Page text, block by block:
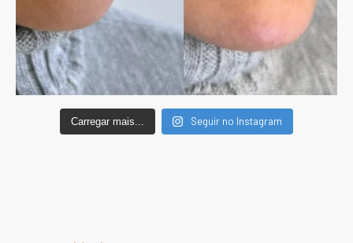
Carregar mais... Seguir no Instagram